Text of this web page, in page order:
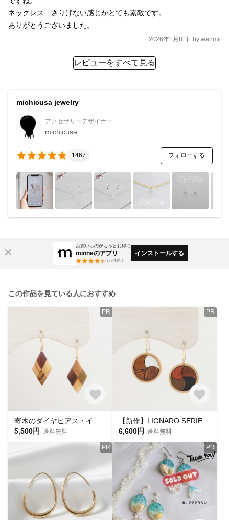
ネックレス　さりげない感じがとても素敵です。
2026年1月8日 by wanmil
レビューをすべて見る
michicusa jewelry
アクセサリーデザイナー
michicusa
1467 フォローする
お買いものがもっとお得に
minneのアプリ
3万件以上
インストールする
この作品を見ている人におすすめ
PR
5,500円 送料無料
PR
6,600円 送料無料
PR PR